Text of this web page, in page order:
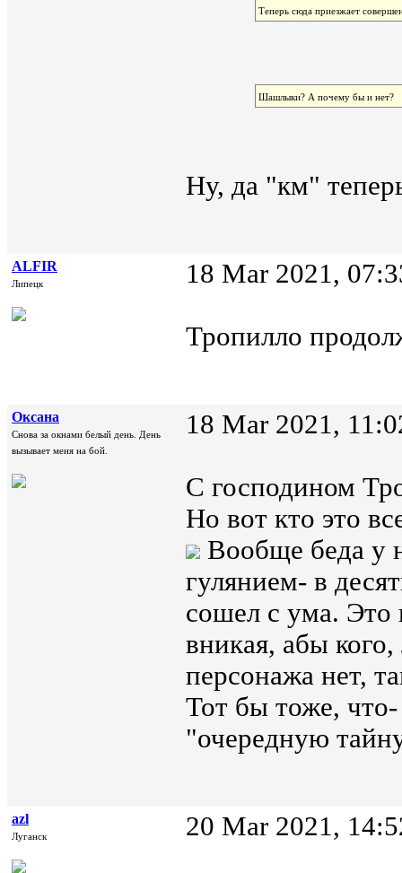
Теперь сюда приезжает
Шашлыки? А почему бы и нет?
Ну, да "км"
ALFIR
Липецк 18 Mar 2021,
Тропилло
Oксана
Снова за окнами белый день. День
вызывает меня на бой.
18 Mar 2021,
С господином
Но вот кто это
Вообще беда у
гулянием- в
сошел с ума. Это
вникая, абы
персонажа нет,
Тот бы тоже,
"очередную
azl
Луганск 20 Mar 2021,